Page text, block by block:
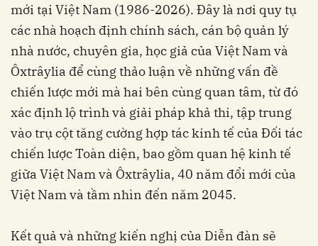
mới tại Việt Nam (1986-2026). Đây là nơi quy tụ
các nhà hoạch định chính sách, cán bộ quản lý
nhà nước, chuyên gia, học giả của Việt Nam và
Ôxtrâylia để cùng thảo luận về những vấn đề
chiến lược mới mà hai bên cùng quan tâm, từ đó
xác định lộ trình và giải pháp khả thi, tập trung
vào trụ cột tăng cường hợp tác kinh tế của Đối tác
chiến lược Toàn diện, bao gồm quan hệ kinh tế
giữa Việt Nam và Ôxtrâylia, 40 năm đổi mới của
Việt Nam và tầm nhìn đến năm 2045.
Kết quả và những kiến nghị của Diễn đàn sẽ